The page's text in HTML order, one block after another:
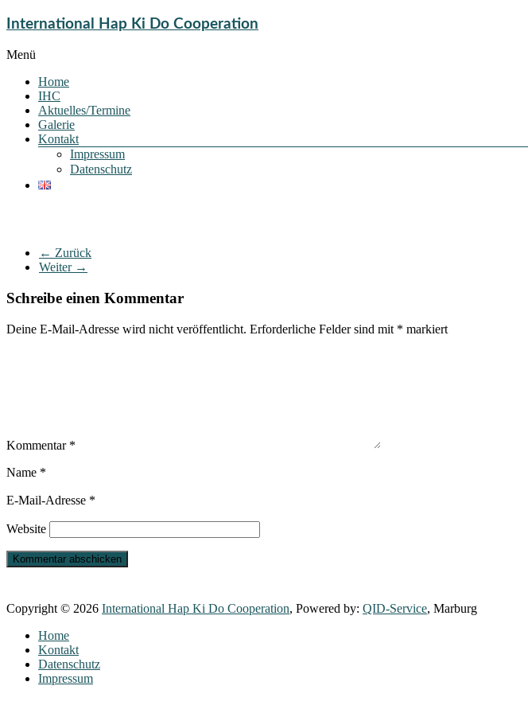
International Hap Ki Do Cooperation
Menü
Home
IHC
Aktuelles/Termine
Galerie
Kontakt
Impressum
Datenschutz
← Zurück
Weiter →
Schreibe einen Kommentar
Deine E-Mail-Adresse wird nicht veröffentlicht. Erforderliche Felder sind mit * markiert
Kommentar *
Name *
E-Mail-Adresse *
Website
Copyright © 2026 International Hap Ki Do Cooperation, Powered by: QID-Service, Marburg
Home
Kontakt
Datenschutz
Impressum